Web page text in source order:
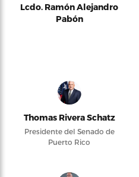
Lcdo. Ramón Alejandro
Pabón
Thomas Rivera Schatz
Presidente del Senado de
Puerto Rico